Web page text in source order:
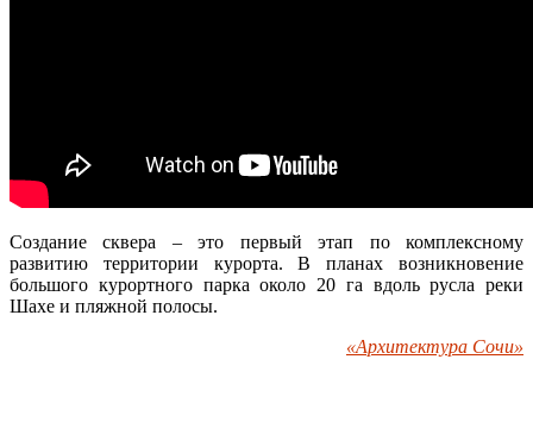
Создание сквера – это первый этап по комплексному
развитию территории курорта. В планах возникновение
большого курортного парка около 20 га вдоль русла реки
Шахе и пляжной полосы.
«Архитектура Сочи»